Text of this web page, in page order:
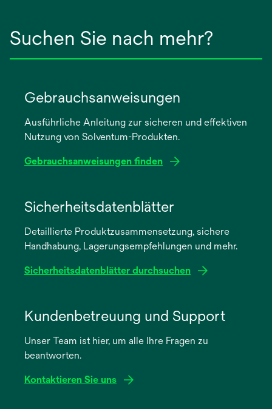
Suchen Sie nach mehr?
Gebrauchsanweisungen
Ausführliche Anleitung zur sicheren und effektiven
Nutzung von Solventum-Produkten.
Gebrauchsanweisungen finden
neuen
Registerkarte
Sicherheitsdatenblätter
Detaillierte Produktzusammensetzung, sichere
Handhabung, Lagerungsempfehlungen und mehr.
Sicherheitsdatenblätter durchsuchen
neuen
Registerkarte
Kundenbetreuung und Support
Unser Team ist hier, um alle Ihre Fragen zu
beantworten.
Kontaktieren Sie uns